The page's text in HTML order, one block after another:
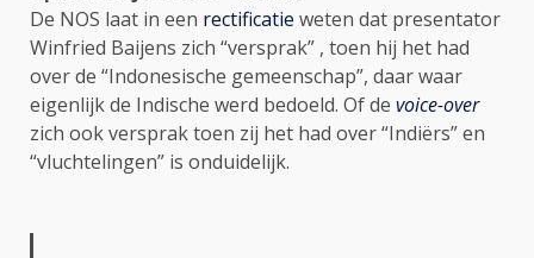
De NOS laat in een rectificatie weten dat presentator
Winfried Baijens zich “versprak” , toen hij het had
over de “Indonesische gemeenschap”, daar waar
eigenlijk de Indische werd bedoeld. Of de voice-over
zich ook versprak toen zij het had over “Indiërs” en
“vluchtelingen” is onduidelijk.